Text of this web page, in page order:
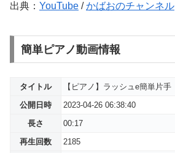
出典： YouTube /かばおのチャンネル
簡単ピアノ動画情報
タイトル
【ピアノ】ラッシュe簡単片手
公開日時
2023-04-26 06:38:40
長さ
00:17
再生回数
2185